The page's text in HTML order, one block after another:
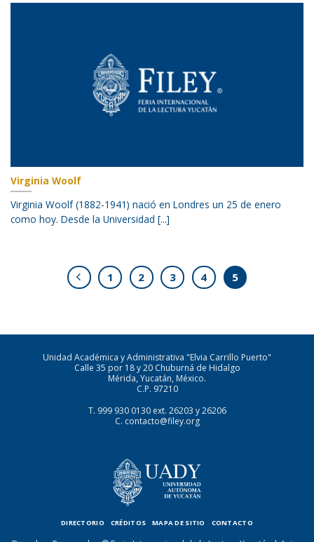
Virginia Woolf
Virginia Woolf (1882-1941) nació en Londres un 25 de enero
como hoy. Desde la Universidad [...]
1 2 3 4 5
Unidad Académica y Administrativa "Elvia Carrillo Puerto"
Calle 35 por 18 y 20 Chuburná de Hidalgo
Mérida, Yucatán, México.
C.P. 97210
T. 999 930 0130ext. 26203 y 26206
C. contacto@filey.org
DIRECTORIO CRÉDITOS MAPA DE SITIO CONTACTO